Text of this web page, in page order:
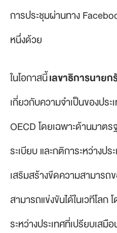
การประชุมผ่านทาง
หนึ่งด้วย
ในโอกาสนี้เลขาธิการนาย
เกี่ยวกับความจำเป็นของประ
OECD โดยเฉพาะด้านมาตร
ระเบียบ และกติการะหว่างปร
เสริมสร้างขีดความสามารถ
สามารถแข่งขันได้ในเวทีโลก
ระหว่างประเทศที่เปรียบเส